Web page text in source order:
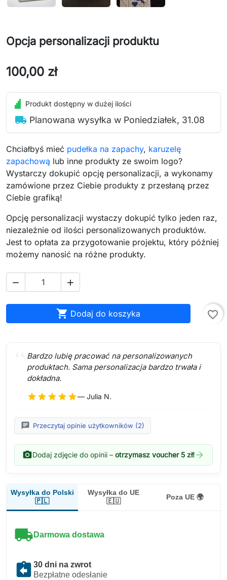
Opcja personalizacji produktu
100,00 zł
Produkt dostępny w dużej ilości
local_shipping Planowana wysyłka w Poniedziałek, 31.08
Chciałbyś mieć pudełka na zapachy, karuzelę
zapachową lub inne produkty ze swoim logo?
Wystarczy dokupić opcję personalizacji, a wykonamy
zamówione przez Ciebie produkty z przesłaną przez
Ciebie grafiką!
Opcję personalizacji wystaczy dokupić tylko jeden raz,
niezależnie od ilości personalizowanych produktów.
Jest to opłata za przygotowanie projektu, który później
możemy nanosić na różne produkty.
 
 Dodaj do koszyka favorite_border
Bardzo lubię pracować na personalizowanych
produktach. Sama personalizacja bardzo trwała i
dokładna.
star star star star star— Julia N.
chat Przeczytaj opinie użytkowników (2)
photo_cameraDodaj zdjęcie do opinii – otrzymasz voucher 5 zł!arrow_forward
Wysyłka do Polski
🇵🇱
Wysyłka do UE
🇪🇺
Poza UE 🌍
local_shipping Darmowa dostawa
assignment_return 30 dni na zwrot
Bezpłatne odesłanie